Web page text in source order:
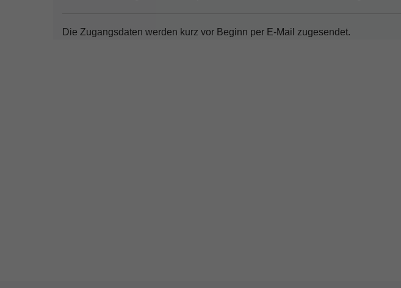
Die Zugangsdaten werden kurz vor Beginn per E-Mail zugesendet.